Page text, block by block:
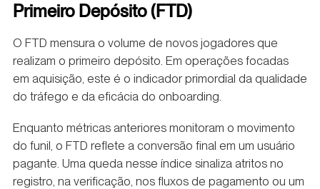
Primeiro Depósito (FTD)
O FTD mensura o volume de novos jogadores que
realizam o primeiro depósito. Em operações focadas
em aquisição, este é o indicador primordial da qualidade
do tráfego e da eficácia do onboarding.
Enquanto métricas anteriores monitoram o movimento
do funil, o FTD reflete a conversão final em um usuário
pagante. Uma queda nesse índice sinaliza atritos no
registro, na verificação, nos fluxos de pagamento ou um